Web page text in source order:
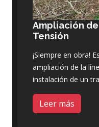
Ampliación
Tensión
¡Siempre en obra!
ampliación de la
instalación de un
Leer más